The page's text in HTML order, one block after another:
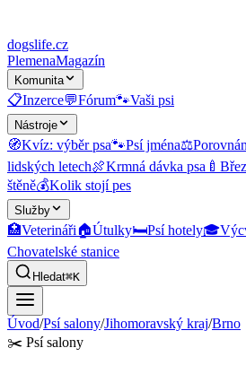
dogslife.cz
PlemenaMagazín
Komunita
📋Inzerce💬Fórum🐾Vaši psi
Nástroje
🧭Kvíz: výběr psa🐾Psí jména⚖️
lidských letech🍖Krmná dávka psa 🍼
štěně💰Kolik stojí pes
Služby
🏥Veterináři🏠Útulky🛏️Psí hotely🎓
Chovatelské stanice
Hledat⌘K
Úvod/Psí salony/Jihomoravský kraj/Brno
✂️ Psí salony